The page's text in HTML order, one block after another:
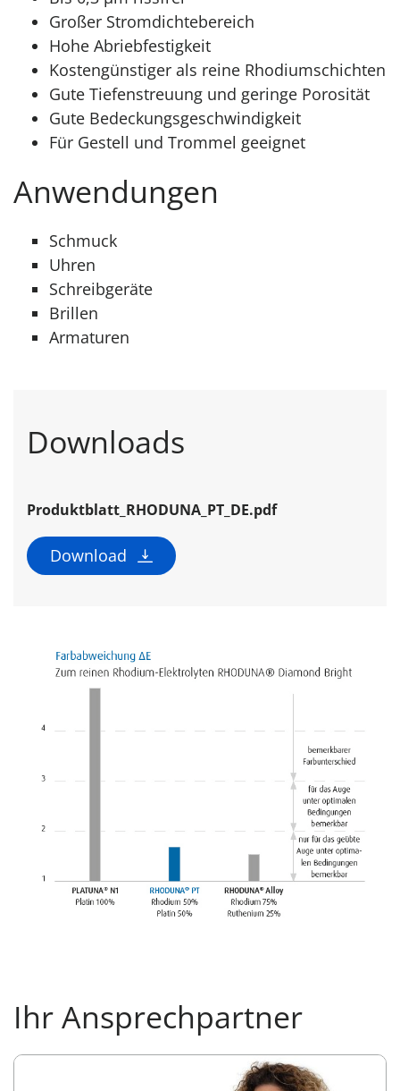
Großer Stromdichtebereich
Hohe Abriebfestigkeit
Kostengünstiger als reine Rhodiumschichten
Gute Tiefenstreuung und geringe Porosität
Gute Bedeckungsgeschwindigkeit
Für Gestell und Trommel geeignet
Anwendungen
Schmuck
Uhren
Schreibgeräte
Brillen
Armaturen
Downloads
Produktblatt_RHODUNA_PT_DE.pdf
Download
Ihr Ansprechpartner